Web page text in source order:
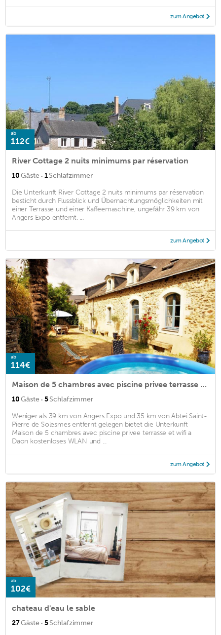
zum Angebot
ab
112€
River Cottage 2 nuits minimums par réservation
10Gäste · 1Schlafzimmer
Die Unterkunft River Cottage 2 nuits minimums par réservation
besticht durch Flussblick und Übernachtungsmöglichkeiten mit
einer Terrasse und einer Kaffeemaschine, ungefähr 39 km von
Angers Expo entfernt. ...
zum Angebot
ab
114€
Maison de 5 chambres avec piscine privee terrasse et wifi a Daon
10Gäste · 5Schlafzimmer
Weniger als 39 km von Angers Expo und 35 km von Abtei Saint-
Pierre de Solesmes entfernt gelegen bietet die Unterkunft
Maison de 5 chambres avec piscine privee terrasse et wifi a
Daon kostenloses WLAN und ...
zum Angebot
ab
102€
chateau d'eau le sable
27Gäste · 5Schlafzimmer